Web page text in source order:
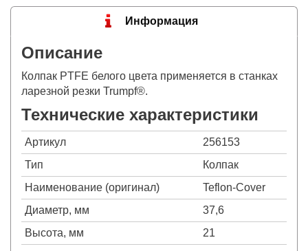
Информация
Описание
Колпак PTFE белого цвета применяется в станках
ларезной резки Trumpf®.
Технические характеристики
Артикул
256153
Тип
Колпак
Наименование (оригинал)
Teflon-Cover
Диаметр, мм
37,6
Высота, мм
21